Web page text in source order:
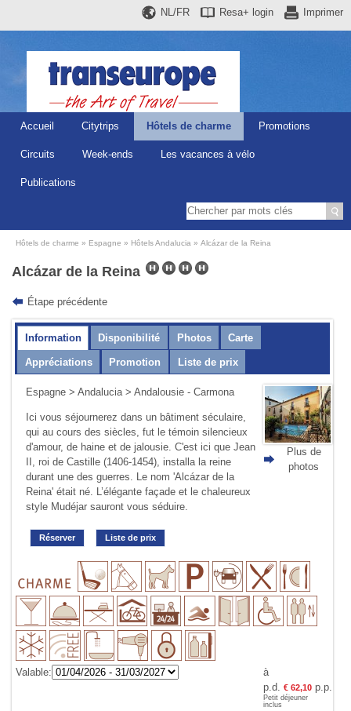
Imprimer
Resa+ login
NL/FR
Accueil Citytrips Hôtels de charme Promotions
Circuits Week-ends Les vacances à vélo
Publications
Hôtels de charme Espagne Hôtels Andalucia Alcázar de la Reina
Alcázar de la Reina
Étape précédente
Information Disponibilité Photos Carte
Appréciations Promotion Liste de prix
Espagne >Andalucia> Andalousie - Carmona
Ici vous séjournerez dans un bâtiment séculaire,
qui au cours des siècles, fut le témoin silencieux
d'amour, de haine et de jalousie. C'est ici que Jean
II, roi de Castille (1406-1454), installa la reine
durant une des guerres. Le nom 'Alcázar de la
Reina' était né. L’élégante façade et le chaleureux
style Mudéjar sauront vous séduire.
Réserver Liste de prix
Plus de
photos
Valable:
à
p.d. € 62,10p.p.
Petit déjeuner
inclus